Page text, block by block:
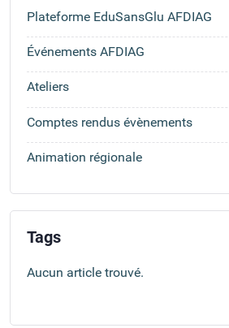
Plateforme EduSansGlu AFDIAG
Événements AFDIAG
Ateliers
Comptes rendus évènements
Animation régionale
Tags
Aucun article trouvé.